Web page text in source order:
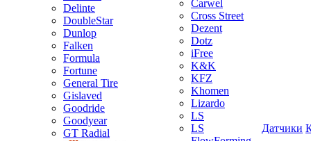
Delinte
DoubleStar
Dunlop
Falken
Formula
Fortune
General Tire
Gislaved
Goodride
Goodyear
GT Radial
Carwel
Cross Street
Dezent
Dotz
iFree
K&K
KFZ
Khomen
Lizardo
LS
LS
Датчики